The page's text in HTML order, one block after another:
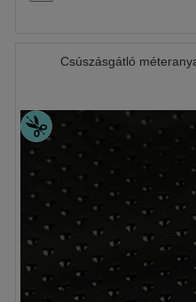
Csúszásgátló